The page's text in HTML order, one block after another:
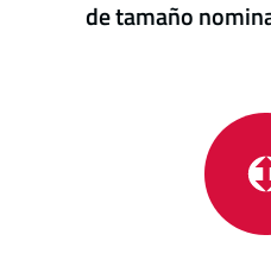
de tamaño